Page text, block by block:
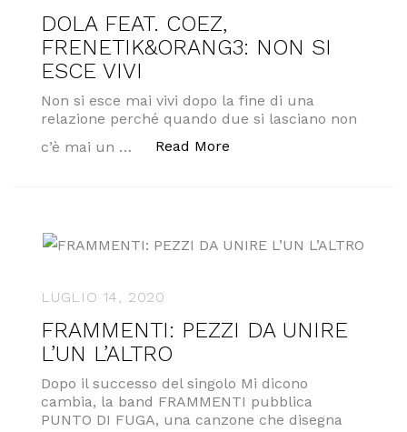
DOLA FEAT. COEZ,
FRENETIK&ORANG3: NON SI
ESCE VIVI
Non si esce mai vivi dopo la fine di una
relazione perché quando due si lasciano non
c’è mai un …
Read More
LUGLIO 14, 2020
FRAMMENTI: PEZZI DA UNIRE
L’UN L’ALTRO
Dopo il successo del singolo Mi dicono
cambia, la band FRAMMENTI pubblica
PUNTO DI FUGA, una canzone che disegna